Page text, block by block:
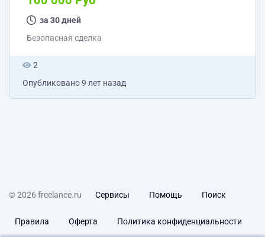
укажите пометку для Елены) +79879441669 Елена
за 30 дней
Безопасная сделка
2
Опубликовано9 лет назад
© 2026 freelance.ru Сервисы Помощь Поиск
Правила Оферта Политика конфиденциальности